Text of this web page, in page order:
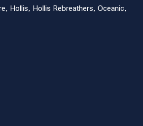
Hollis, Hollis Rebreathers, Oceanic,